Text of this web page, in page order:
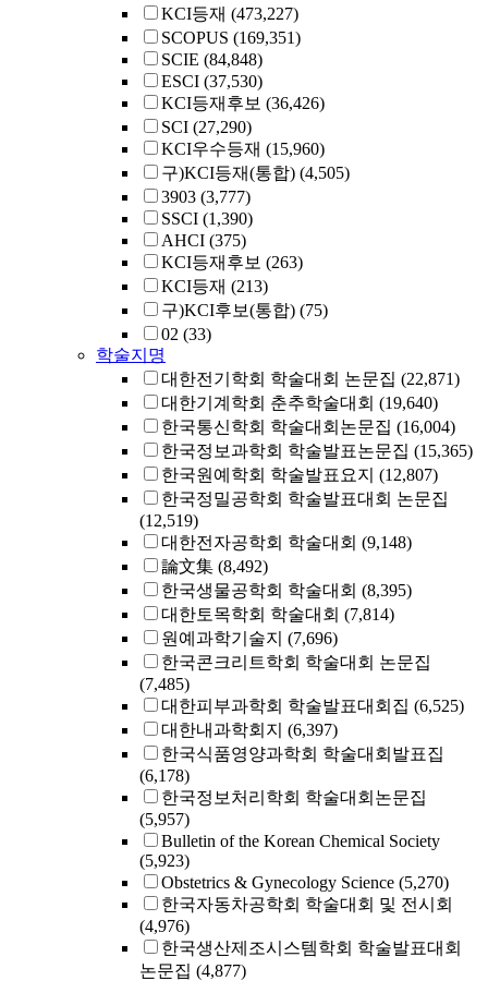
KCI등재 (473,227)
SCOPUS (169,351)
SCIE (84,848)
ESCI (37,530)
KCI등재후보 (36,426)
SCI (27,290)
KCI우수등재 (15,960)
구)KCI등재(통합) (4,505)
3903 (3,777)
SSCI (1,390)
AHCI (375)
KCI등재후보 (263)
KCI등재 (213)
구)KCI후보(통합) (75)
02 (33)
학술지명
대한전기학회 학술대회 논문집 (22,871)
대한기계학회 춘추학술대회 (19,640)
한국통신학회 학술대회논문집 (16,004)
한국정보과학회 학술발표논문집 (15,365)
한국원예학회 학술발표요지 (12,807)
한국정밀공학회 학술발표대회 논문집
(12,519)
대한전자공학회 학술대회 (9,148)
論文集 (8,492)
한국생물공학회 학술대회 (8,395)
대한토목학회 학술대회 (7,814)
원예과학기술지 (7,696)
한국콘크리트학회 학술대회 논문집
(7,485)
대한피부과학회 학술발표대회집 (6,525)
대한내과학회지 (6,397)
한국식품영양과학회 학술대회발표집
(6,178)
한국정보처리학회 학술대회논문집
(5,957)
Bulletin of the Korean Chemical Society
(5,923)
Obstetrics & Gynecology Science (5,270)
한국자동차공학회 학술대회 및 전시회
(4,976)
한국생산제조시스템학회 학술발표대회
논문집 (4,877)